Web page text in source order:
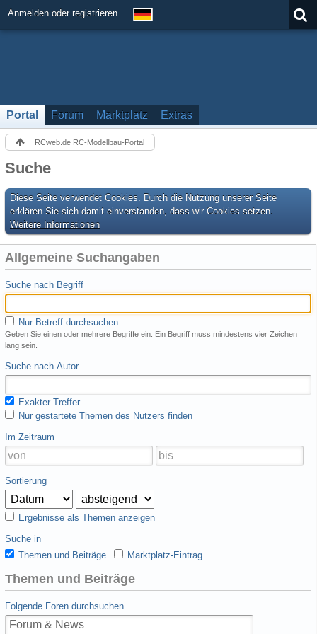
Anmelden oder registrieren
Portal Forum Marktplatz Extras
RCweb.de RC-Modellbau-Portal
Suche
Diese Seite verwendet Cookies. Durch die Nutzung unserer Seite
erklären Sie sich damit einverstanden, dass wir Cookies setzen.
Weitere Informationen
Allgemeine Suchangaben
Suche nach Begriff
Nur Betreff durchsuchen
Geben Sie einen oder mehrere Begriffe ein. Ein Begriff muss mindestens vier Zeichen
lang sein.
Suche nach Autor
Exakter Treffer
Nur gestartete Themen des Nutzers finden
Im Zeitraum
Sortierung
Ergebnisse als Themen anzeigen
Suche in
Themen und Beiträge
Marktplatz-Eintrag
Themen und Beiträge
Folgende Foren durchsuchen